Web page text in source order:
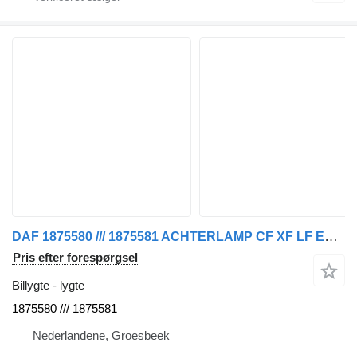
DAF 1875580 /// 1875581 ACHTERLAMP CF XF LF EURO 6 R+L lygte til lastbil
Pris efter forespørgsel
Billygte - lygte
1875580 /// 1875581
Nederlandene, Groesbeek